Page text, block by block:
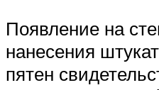
Появление на
нанесения
пятен